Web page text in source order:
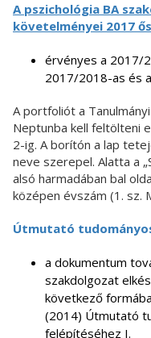
A pszichológia BA
követelményei 2017
érvényes a 2017/
2017/2018-as és
A portfoliót a
Neptunba kell feltölteni
2-ig. A borítón a lap
neve szerepel. Alatta a
alsó harmadában bal
középen évszám (1. sz.
Útmutató
a dokumentum
szakdolgozat
következő
(2014) Útmutató
felépítéséhez I.